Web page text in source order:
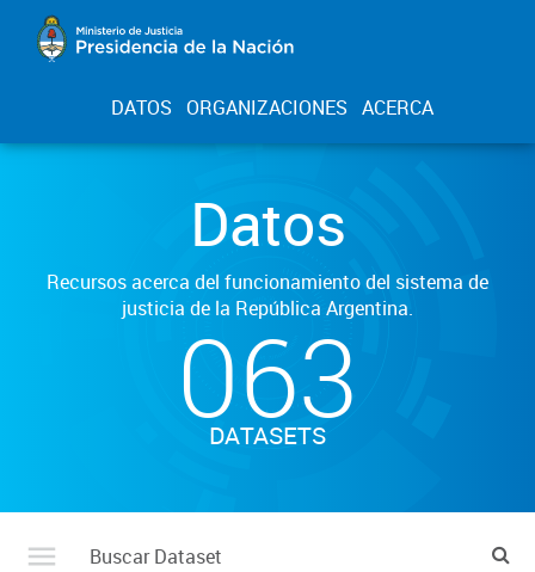
DATOS ORGANIZACIONES ACERCA
Datos
Recursos acerca del funcionamiento del sistema de
justicia de la República Argentina.
063
DATASETS